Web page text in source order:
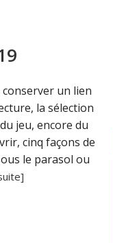
un lien
la sélection
jeu, encore du
cinq façons de
le parasol ou